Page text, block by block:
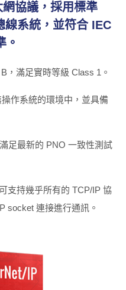
協議，採用標準
線系統，並符合 IEC
。
，滿足實時等級 Class 1。
作系統的環境中，並具備
足最新的 PNO 一致性測試
支持幾乎所有的 TCP/IP 協
socket 連接進行通訊。